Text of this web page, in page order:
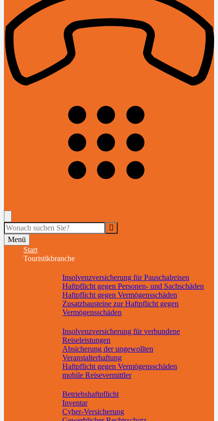
Menü
Start
Touristikbranche
Insolvenzversicherung für Pauschalreisen
Haftpflicht gegen Personen- und Sachschäden
Haftpflicht gegen Vermögensschäden
Zusatzbausteine zur Haftpflicht gegen
Vermögensschäden
Insolvenzversicherung für verbundene
Reiseleistungen
Absicherung der ungewollten
Veranstalterhaftung
Haftpflicht gegen Vermögensschäden
mobile Reisevermittler
Betriebshaftpflicht
Inventar
Cyber-Versicherung